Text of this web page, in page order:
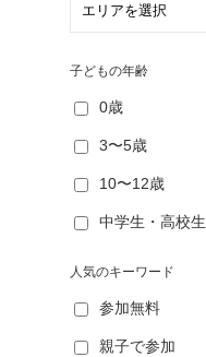
子どもの年齢
0歳
3〜5歳
10〜12歳
中学生・高校生
人気のキーワード
参加無料
親子で参加